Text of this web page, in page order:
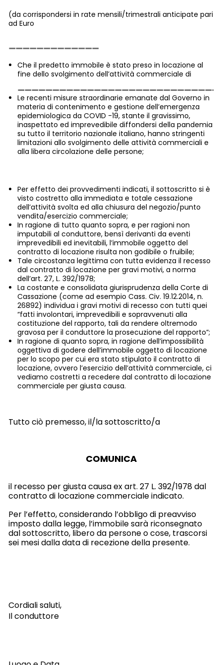
(da corrispondersi in rate mensili/trimestrali anticipate pari
ad Euro
Che il predetto immobile è stato preso in locazione al
fine dello svolgimento dell’attività commerciale di
Le recenti misure straordinarie emanate dal Governo in
materia di contenimento e gestione dell’emergenza
epidemiologica da COVID -19, stante il gravissimo,
inaspettato ed imprevedibile diffondersi della pandemia
su tutto il territorio nazionale italiano, hanno stringenti
limitazioni allo svolgimento delle attività commerciali e
alla libera circolazione delle persone;
Per effetto dei provvedimenti indicati, il sottoscritto si è
visto costretto alla immediata e totale cessazione
dell’attività svolta ed alla chiusura del negozio/punto
vendita/esercizio commerciale;
In ragione di tutto quanto sopra, e per ragioni non
imputabili al conduttore, bensì derivanti da eventi
imprevedibili ed inevitabili, l’immobile oggetto del
contratto di locazione risulta non godibile o fruibile;
Tale circostanza legittima con tutta evidenza il recesso
dal contratto di locazione per gravi motivi, a norma
dell’art. 27, L. 392/1978;
La costante e consolidata giurisprudenza della Corte di
Cassazione (come ad esempio Cass. Civ. 19.12.2014, n.
26892) individua i gravi motivi di recesso con tutti quei
“fatti involontari, imprevedibili e sopravvenuti alla
costituzione del rapporto, tali da rendere oltremodo
gravosa per il conduttore la prosecuzione del rapporto”;
In ragione di quanto sopra, in ragione dell’impossibilità
oggettiva di godere dell’immobile oggetto di locazione
per lo scopo per cui era stato stipulato il contratto di
locazione, ovvero l’esercizio dell’attività commerciale, ci
vediamo costretti a recedere dal contratto di locazione
commerciale per giusta causa.
Tutto ciò premesso, il/la sottoscritto/a
COMUNICA
il recesso per giusta causa ex art. 27 L. 392/1978 dal
contratto di locazione commerciale indicato.
Per l’effetto, considerando l’obbligo di preavviso
imposto dalla legge, l’immobile sarà riconsegnato
dal sottoscritto, libero da persone o cose, trascorsi
sei mesi dalla data di recezione della presente.
Cordiali saluti,
Il conduttore